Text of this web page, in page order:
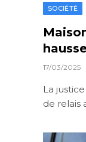
SOCIÉTÉ
17/03/2025
La
de relais